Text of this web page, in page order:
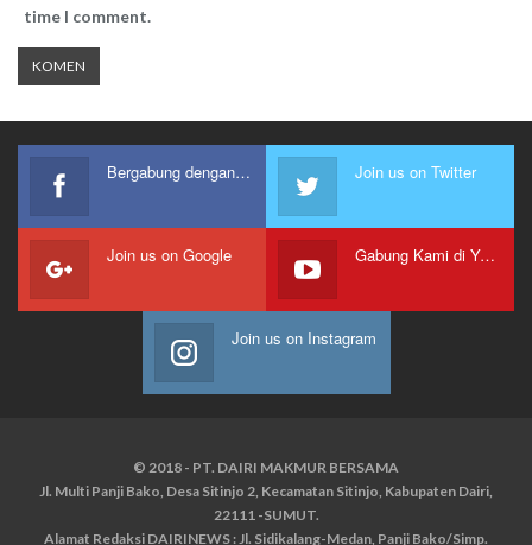
time I comment.
Bergabung dengan kami Join us on Twitter
Join us on Google Gabung Kami di Youtube
Join us on Instagram
© 2018 - PT. DAIRI MAKMUR BERSAMA
Jl. Multi Panji Bako, Desa Sitinjo 2, Kecamatan Sitinjo, Kabupaten Dairi,
22111 -SUMUT.
Alamat Redaksi DAIRINEWS : Jl. Sidikalang-Medan, Panji Bako/Simp.